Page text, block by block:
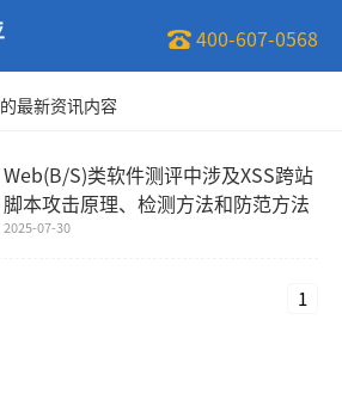
400-607-0568
的最新资讯内容
Web(B/S)类软件测评中涉及XSS跨站
脚本攻击原理、检测方法和防范方法
2025-07-30
1